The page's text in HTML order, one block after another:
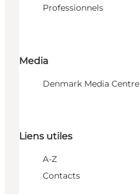
Professionnels
Media
Denmark Media Centre
Liens utiles
A-Z
Contacts